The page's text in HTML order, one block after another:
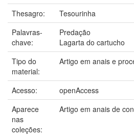
Thesagro:
Tesourinha
Palavras-
chave:
Predação
Lagarta do cartucho
Tipo do
material:
Artigo em anais e
Acesso:
openAccess
Aparece
nas
coleções:
Artigo em anais de